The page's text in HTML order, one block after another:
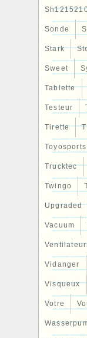
Sonde
Stark
Sweet
Tablette
Testeur
Tirette
Toyosports
Trucktec
Twingo
Upgraded
Vacuum
Vidanger
Visqueux
Votre